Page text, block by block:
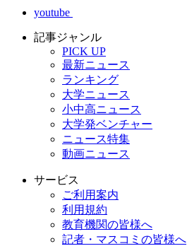
youtube
記事ジャンル
PICK UP
最新ニュース
ランキング
大学ニュース
小中高ニュース
大学発ベンチャー
ニュース特集
動画ニュース
サービス
ご利用案内
利用規約
教育機関の皆様へ
記者・マスコミの皆様へ